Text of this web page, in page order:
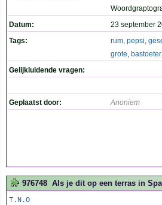
Datum:
23 september
Tags:
rum, pepsi,
grote, bastoeter
Gelijkluidende vragen:
Geplaatst door: Anoniem
976748 Als je dit op een terras in
T.N.O